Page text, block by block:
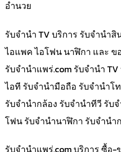
อำนวย
รับจำนำ TV บริการ รับจำนำ
ไอแพค ไอโฟน นาฬิกา และ ข
รับจํานําแพร่.com รับจำนำ
ไอที รับจำนำมือถือ รับจำนำโ
รับจำนำกล้อง รับจำนำทีวี รับ
โฟน รับจำนำนาฬิกา รับจำนำ